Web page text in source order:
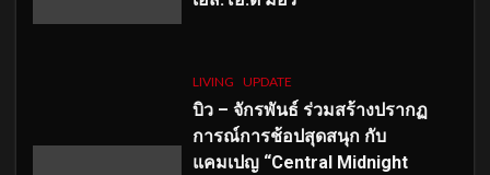
LIVING UPDATE
บิว – จักรพันธ์ ร่วมสร้างปรากฏ
การณ์การช้อปสุดสนุก กับ
แคมเปญ “Central Midnight